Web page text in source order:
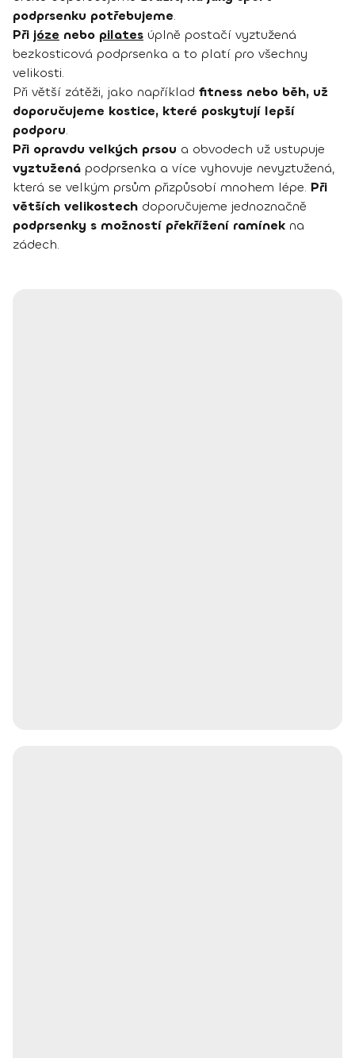
podprsenku potřebujeme.
Při józe nebo pilates úplně postačí vyztužená
bezkosticová podprsenka a to platí pro všechny
velikosti.
Při větší zátěži, jako například fitness nebo běh, už
doporučujeme kostice, které poskytují lepší
podporu.
Při opravdu velkých prsou a obvodech už ustupuje
vyztužená podprsenka a více vyhovuje nevyztužená,
která se velkým prsům přizpůsobí mnohem lépe. Při
větších velikostech doporučujeme jednoznačně
podprsenky s možností překřížení ramínek na
zádech.